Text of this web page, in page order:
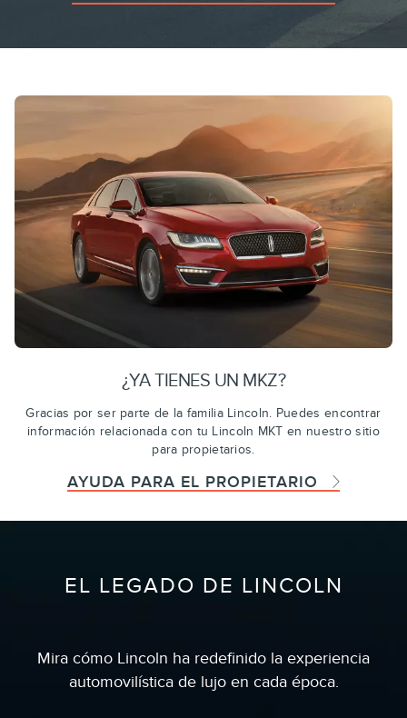
¿YA TIENES UN MKZ?
Gracias por ser parte de la familia Lincoln. Puedes encontrar
información relacionada con tu Lincoln MKT en nuestro sitio
para propietarios.
AYUDA PARA EL PROPIETARIO
EL LEGADO DE LINCOLN
Mira cómo Lincoln ha redefinido la experiencia
automovilística de lujo en cada época.